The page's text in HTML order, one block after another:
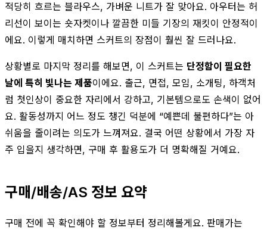
적당히 흐르는 블라우스, 가벼운 니트가 잘 맞아요. 아우터는 허
리선이 보이는 숏자켓이나 깔끔한 미들 기장의 재킷이 안정적이
에요. 이렇게 매치하면 스커트의 장점이 훨씬 잘 드러나요.
상황별로 마지막 정리를 해보면, 이 스커트는 단정함이 필요한
날에 특히 빛나는 제품이에요. 출근, 면접, 모임, 소개팅, 하객처
럼 첫인상이 중요한 자리에서 강하고, 기본템으로도 손색이 없어
요. 활동성까지 어느 정도 챙긴 덕분에 “예쁜데 불편하다”는 아
쉬움을 줄이려는 의도가 느껴져요. 결국 어떤 상황에서 가장 자
주 입을지 생각하면, 구매 후 활용도가 더 명확해질 거예요.
구매/배송/AS 정보 요약
구매 전에 꼭 확인해야 할 정보부터 정리해볼게요. 판매가는